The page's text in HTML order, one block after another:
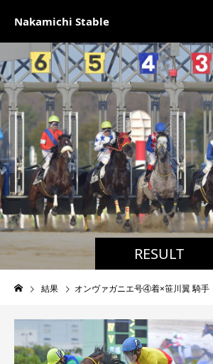
Nakamichi Stable
RESULT
結果 オンヴァガニエ号④着×笹川翼 騎手